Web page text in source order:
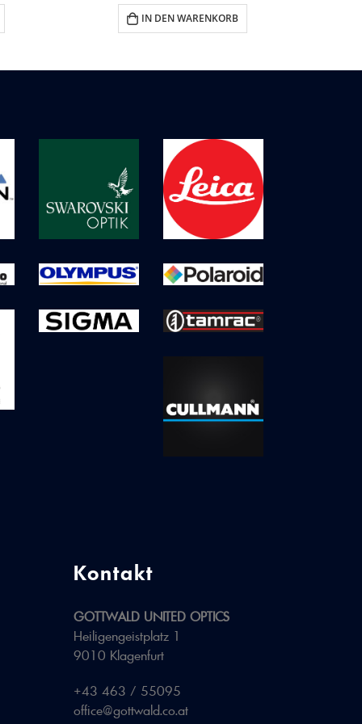
IN DEN WARENKORB
Kontakt
GOTTWALD UNITED OPTICS
Heiligengeistplatz 1
9010 Klagenfurt
+43 463 / 55095
office@gottwald.co.at